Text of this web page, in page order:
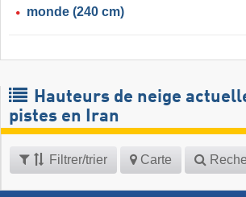
monde (240 cm)
Hauteurs de neige
pistes en Iran
Filtrer/trier Carte